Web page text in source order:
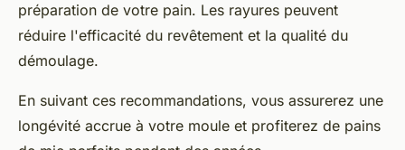
préparation de votre pain. Les rayures peuvent
réduire l'efficacité du revêtement et la qualité du
démoulage.
En suivant ces recommandations, vous assurerez une
longévité accrue à votre moule et profiterez de pains